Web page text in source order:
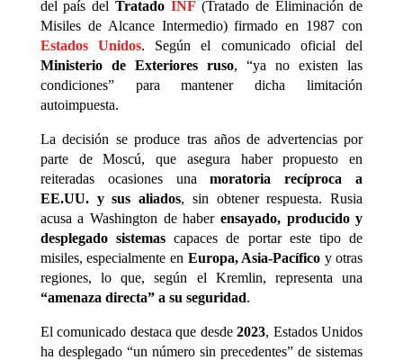
del país del Tratado INF (Tratado de Eliminación de
Misiles de Alcance Intermedio) firmado en 1987 con
Estados Unidos. Según el comunicado oficial del
Ministerio de Exteriores ruso, “ya no existen las
condiciones” para mantener dicha limitación
autoimpuesta.
La decisión se produce tras años de advertencias por
parte de Moscú, que asegura haber propuesto en
reiteradas ocasiones unamoratoria recíproca a
EE.UU. y sus aliados, sin obtener respuesta. Rusia
acusa a Washington de haber ensayado, producido y
desplegado sistemas capaces de portar este tipo de
misiles, especialmente en Europa, Asia-Pacífico y otras
regiones, lo que, según el Kremlin, representa una
“amenaza directa” a su seguridad.
El comunicado destaca que desde2023, Estados Unidos
ha desplegado “un número sin precedentes” de sistemas